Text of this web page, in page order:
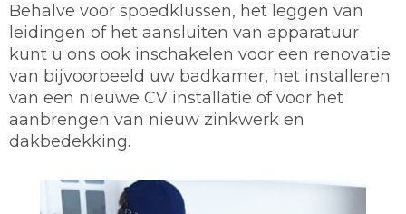
Behalve voor spoedklussen, het leggen van
leidingen of het aansluiten van apparatuur
kunt u ons ook inschakelen voor een renovatie
van bijvoorbeeld uw badkamer, het installeren
van een nieuwe CV installatie of voor het
aanbrengen van nieuw zinkwerk en
dakbedekking.